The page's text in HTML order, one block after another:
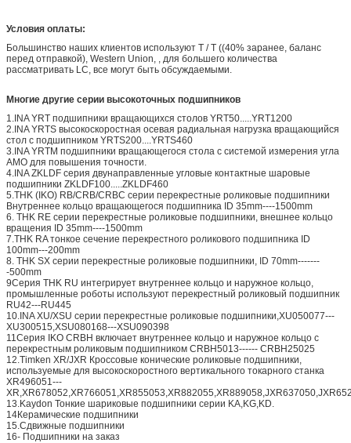
Условия оплаты:
Большинство наших клиентов используют T / T ((40% заранее, баланс
перед отправкой), Western Union, , для большего количества
рассматривать LC, все могут быть обсуждаемыми.
Многие другие серии высокоточных подшипников
1.INA YRT подшипники вращающихся столов YRT50.....YRT1200
2.INA YRTS высокоскоростная осевая радиальная нагрузка вращающийся
стол с подшипником YRTS200....YRTS460
3.INA YRTM подшипники вращающегося стола с системой измерения угла
AMO для повышения точности.
4.INA ZKLDF серия двунаправленные угловые контактные шаровые
подшипники ZKLDF100.....ZKLDF460
5.THK (IKO) RB/CRB/CRBC серии перекрестные роликовые подшипники
Внутреннее кольцо вращающегося подшипника ID 35mm----1500mm
6. THK RE серии перекрестные роликовые подшипники, внешнее кольцо
вращения ID 35mm----1500mm
7.THK RA тонкое сечение перекрестного роликового подшипника ID
100mm---200mm
8. THK SX серии перекрестные роликовые подшипники, ID 70mm-------
-500mm
9Серия THK RU интегрирует внутреннее кольцо и наружное кольцо,
промышленные роботы используют перекрестный роликовый подшипник
RU42---RU445
10.INA XU/XSU серии перекрестные роликовые подшипники,XU050077---
XU300515,XSU080168---XSU090398
11Серия IKO CRBH включает внутреннее кольцо и наружное кольцо с
перекрестным роликовым подшипником CRBH5013------ CRBH25025
12.Timken XR/JXR Кроссовые конические роликовые подшипники,
используемые для высокоскоростного вертикального токарного станка
XR496051---
13.Kaydon Тонкие шариковые подшипники серии KA,KG,KD.
14Керамические подшипники
15.Сдвижные подшипники
16- Подшипники на заказ